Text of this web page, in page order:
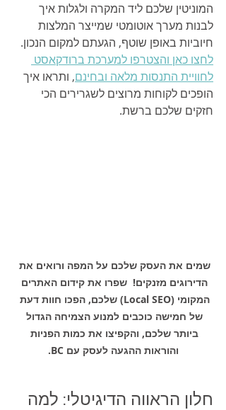
המוניטין שלכם ליד המקרה ולגלות איך
לבנות מערך אוטומטי שמייצר המלצות
חיוביות באופן שוטף, הגעתם למקום הנכון.
לחצו כאן והצטרפו למערכת ברודקאסט
לחוויית התנסות מלאה ובחינם, ותראו איך
הופכים לקוחות מרוצים לשגרירים הכי
חזקים שלכם ברשת.
שמים את העסק שלכם על המפה ורואים את
הדירוגים מזנקים!  שפרו את קידום האתרים
המקומי (Local SEO) שלכם, הפכו חוות דעת
של חמישה כוכבים למנוע הצמיחה הגדול
ביותר שלכם, והקפיצו את כמות הפניות
והוראות ההגעה לעסק עם BC.
חלון הראווה הדיגיטלי: למה